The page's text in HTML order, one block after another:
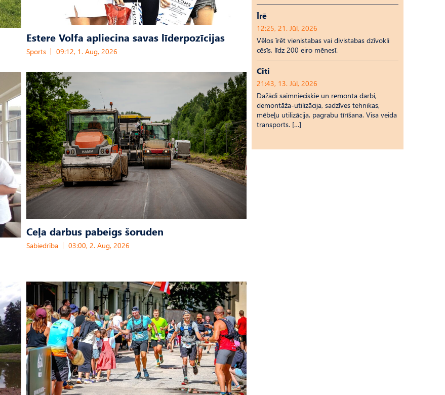
Estere Volfa apliecina savas līderpozīcijas
Sports 09:12, 1. Aug, 2026
Ceļa darbus pabeigs šoruden
Sabiedrība 03:00, 2. Aug, 2026
Īrē
12:25, 21. Jūl, 2026
Vēlos īrēt vienistabas vai divistabas dzīvokli
cēsīs, līdz 200 eiro mēnesī.
Citi
21:43, 13. Jūl, 2026
Dažādi saimnieciskie un remonta darbi,
demontāža-utilizācija, sadzīves tehnikas,
mēbeļu utilizācija, pagrabu tīrīšana. Visa veida
transports. […]